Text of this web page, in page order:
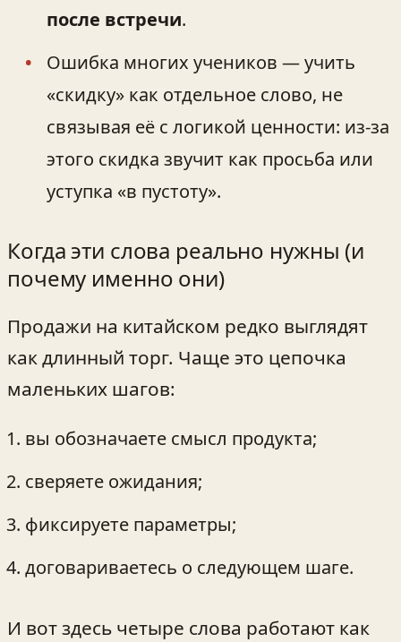
после встречи.
Ошибка многих учеников — учить
«скидку» как отдельное слово, не
связывая её с логикой ценности: из-за
этого скидка звучит как просьба или
уступка «в пустоту».
Когда эти слова реально нужны (и
почему именно они)
Продажи на китайском редко выглядят
как длинный торг. Чаще это цепочка
маленьких шагов:
вы обозначаете смысл продукта;
сверяете ожидания;
фиксируете параметры;
договариваетесь о следующем шаге.
И вот здесь четыре слова работают как